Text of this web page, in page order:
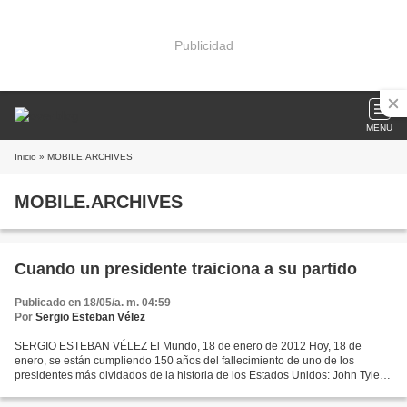
Publicidad
MENU
Inicio » MOBILE.ARCHIVES
MOBILE.ARCHIVES
Cuando un presidente traiciona a su partido
Publicado en 18/05/a. m. 04:59
Por Sergio Esteban Vélez
SERGIO ESTEBAN VÉLEZ El Mundo, 18 de enero de 2012 Hoy, 18 de
enero, se están cumpliendo 150 años del fallecimiento de uno de los
presidentes más olvidados de la historia de los Estados Unidos: John Tyler.